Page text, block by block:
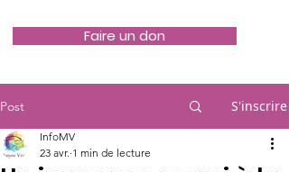
Faire un don
Post S'inscrire
InfoMV
23 avr. 1 min de lecture